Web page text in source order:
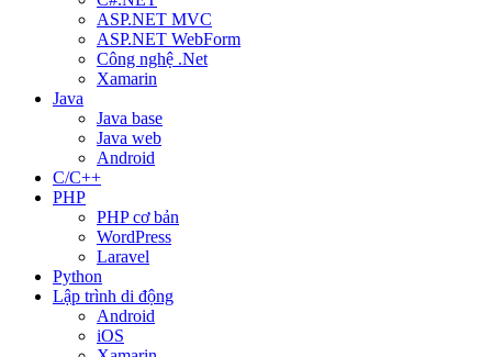
ASP.NET MVC
ASP.NET WebForm
Công nghệ .Net
Xamarin
Java
Java base
Java web
Android
C/C++
PHP
PHP cơ bản
WordPress
Laravel
Python
Lập trình di động
Android
iOS